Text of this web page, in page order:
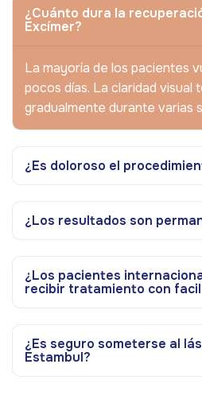
¿Cuánto dura la
Excímer?
La mayoría de los pacientes
pocos días. La claridad visual
gradualmente durante varias
¿Es doloroso el
¿Los resultados son
¿Los pacientes
recibir tratamiento con
¿Es seguro someterse al
Estambul?